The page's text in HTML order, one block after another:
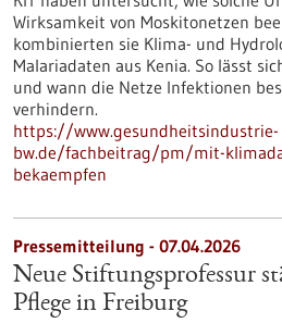
Wirksamkeit von Moskitonetzen
kombinierten sie Klima- und
Malariadaten aus Kenia. So lässt
und wann die Netze Infektionen
verhindern.
https://www.gesundheitsindustrie-
bw.de/fachbeitrag/pm/mit-
bekaempfen
Pressemitteilung - 07.04.2026
Neue Stiftungsprofessur
Pflege in Freiburg